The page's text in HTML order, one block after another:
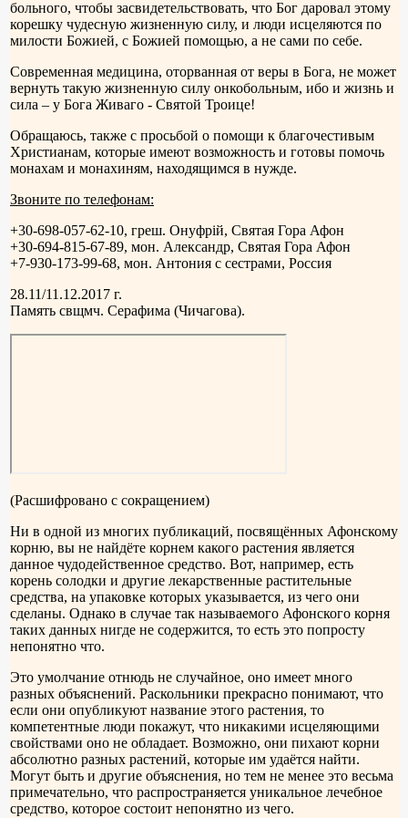
больного, чтобы засвидетельствовать, что Бог даровал этому
корешку чудесную жизненную силу, и люди исцеляются по
милости Божией, с Божией помощью, а не сами по себе.
Современная медицина, оторванная от веры в Бога, не может
вернуть такую жизненную силу онкобольным, ибо и жизнь и
сила – у Бога Живаго - Святой Троице!
Обращаюсь, также с просьбой о помощи к благочестивым
Христианам, которые имеют возможность и готовы помочь
монахам и монахиням, находящимся в нужде.
Звоните по телефонам:
+30-698-057-62-10, греш. Онуфрiй, Святая Гора Афон
+30-694-815-67-89, мон. Александр, Святая Гора Афон
+7-930-173-99-68, мон. Антония с сестрами, Россия
28.11/11.12.2017 г.
Память свщмч. Серафима (Чичагова).
(Расшифровано с сокращением)
Ни в одной из многих публикаций, посвящённых Афонскому
корню, вы не найдёте корнем какого растения является
данное чудодейственное средство. Вот, например, есть
корень солодки и другие лекарственные растительные
средства, на упаковке которых указывается, из чего они
сделаны. Однако в случае так называемого Афонского корня
таких данных нигде не содержится, то есть это попросту
непонятно что.
Это умолчание отнюдь не случайное, оно имеет много
разных объяснений. Раскольники прекрасно понимают, что
если они опубликуют название этого растения, то
компетентные люди покажут, что никакими исцеляющими
свойствами оно не обладает. Возможно, они пихают корни
абсолютно разных растений, которые им удаётся найти.
Могут быть и другие объяснения, но тем не менее это весьма
примечательно, что распространяется уникальное лечебное
средство, которое состоит непонятно из чего.